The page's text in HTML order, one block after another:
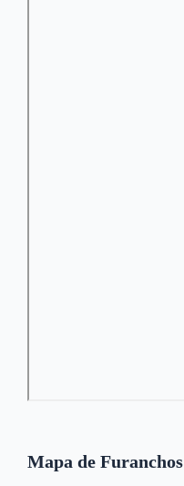
Mapa de Furanchos